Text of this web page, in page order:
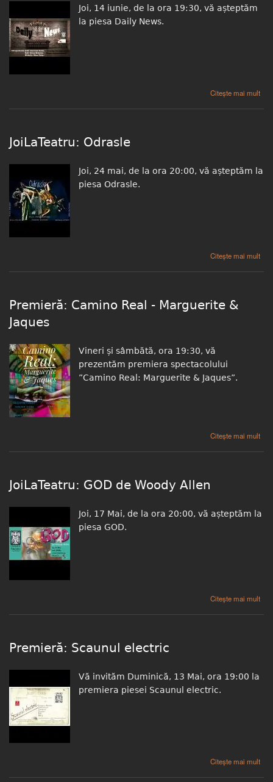
Joi, 14 iunie, de la ora 19:30, vă așteptăm
la piesa Daily News.
Citește mai mult
JoiLaTeatru: Odrasle
Joi, 24 mai, de la ora 20:00, vă așteptăm la
piesa Odrasle.
Citește mai mult
Premieră: Camino Real - Marguerite &
Jaques
Vineri și sâmbătă, ora 19:30, vă
prezentăm premiera spectacolului
”Camino Real: Marguerite & Jaques”.
Citește mai mult
JoiLaTeatru: GOD de Woody Allen
Joi, 17 Mai, de la ora 20:00, vă așteptăm la
piesa GOD.
Citește mai mult
Premieră: Scaunul electric
Vă invităm Duminică, 13 Mai, ora 19:00 la
premiera piesei Scaunul electric.
Citește mai mult